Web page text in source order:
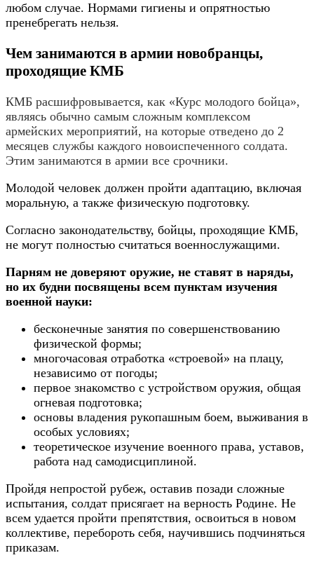
любом случае. Нормами гигиены и опрятностью
пренебрегать нельзя.
Чем занимаются в армии новобранцы,
проходящие КМБ
КМБ расшифровывается, как «Курс молодого бойца»,
являясь обычно самым сложным комплексом
армейских мероприятий, на которые отведено до 2
месяцев службы каждого новоиспеченного солдата.
Этим занимаются в армии все срочники.
Молодой человек должен пройти адаптацию, включая
моральную, а также физическую подготовку.
Согласно законодательству, бойцы, проходящие КМБ,
не могут полностью считаться военнослужащими.
Парням не доверяют оружие, не ставят в наряды,
но их будни посвящены всем пунктам изучения
военной науки:
бесконечные занятия по совершенствованию
физической формы;
многочасовая отработка «строевой» на плацу,
независимо от погоды;
первое знакомство с устройством оружия, общая
огневая подготовка;
основы владения рукопашным боем, выживания в
особых условиях;
теоретическое изучение военного права, уставов,
работа над самодисциплиной.
Пройдя непростой рубеж, оставив позади сложные
испытания, солдат присягает на верность Родине. Не
всем удается пройти препятствия, освоиться в новом
коллективе, перебороть себя, научившись подчиняться
приказам.